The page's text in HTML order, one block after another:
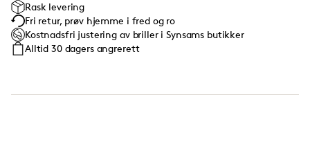
Rask levering
Fri retur, prøv hjemme i fred og ro
Kostnadsfri justering av briller i Synsams butikker
Alltid 30 dagers angrerett